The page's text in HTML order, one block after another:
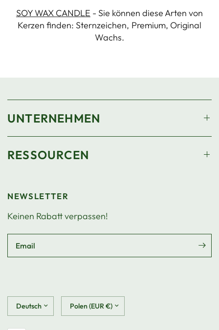
SOY WAX CANDLE - Sie können diese Arten von
Kerzen finden: Sternzeichen, Premium, Original
Wachs.
UNTERNEHMEN
RESSOURCEN
NEWSLETTER
Keinen Rabatt verpassen!
Email
Land/Region
aktualisieren
Land/Region
aktualisieren